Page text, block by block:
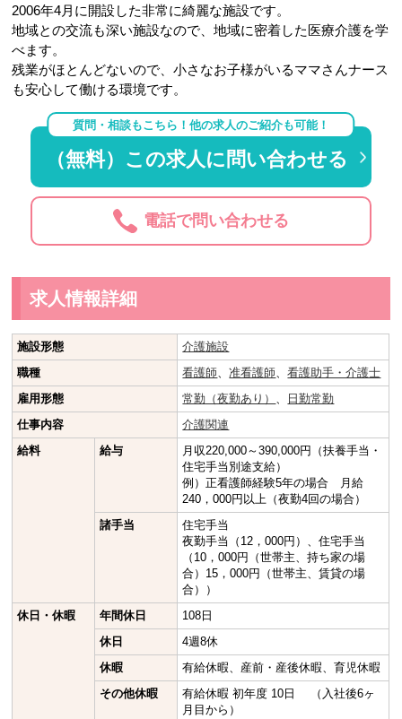
2006年4月に開設した非常に綺麗な施設です。
地域との交流も深い施設なので、地域に密着した医療介護を学
べます。
残業がほとんどないので、小さなお子様がいるママさんナース
も安心して働ける環境です。
質問・相談もこちら！他の求人のご紹介も可能！
（無料）この求人に問い合わせる
電話で問い合わせる
求人情報詳細
施設形態
介護施設
職種
看護師、准看護師、看護助手・介護士
雇用形態
常勤（夜勤あり） 、
日勤常勤
仕事内容
介護関連
給料
給与
月収220,000～390,000円（扶養手当・
住宅手当別途支給）
例）正看護師経験5年の場合 月給
240，000円以上（夜勤4回の場合）
諸手当
住宅手当
夜勤手当（12，000円）、住宅手当
（10，000円（世帯主、持ち家の場
合）15，000円（世帯主、賃貸の場
合））
休日・休暇
年間休日
108日
休日
4週8休
休暇
有給休暇、産前・産後休暇、育児休暇
その他休暇
有給休暇 初年度 10日 （入社後6ヶ
月目から）